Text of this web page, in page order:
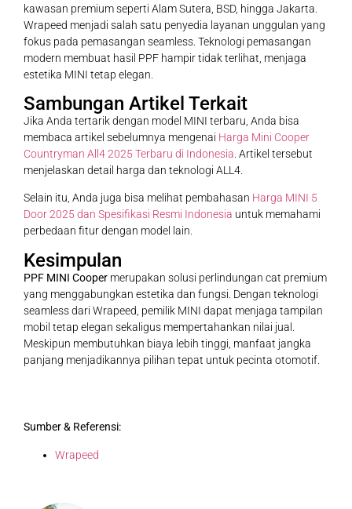
kawasan premium seperti Alam Sutera, BSD, hingga Jakarta.
Wrapeed menjadi salah satu penyedia layanan unggulan yang
fokus pada pemasangan seamless. Teknologi pemasangan
modern membuat hasil PPF hampir tidak terlihat, menjaga
estetika MINI tetap elegan.
Sambungan Artikel Terkait
Jika Anda tertarik dengan model MINI terbaru, Anda bisa
membaca artikel sebelumnya mengenai Harga Mini Cooper
Countryman All4 2025 Terbaru di Indonesia . Artikel tersebut
menjelaskan detail harga dan teknologi ALL4.
Selain itu, Anda juga bisa melihat pembahasan Harga MINI 5
Door 2025 dan Spesifikasi Resmi Indonesia untuk memahami
perbedaan fitur dengan model lain.
Kesimpulan
PPF MINI Cooper merupakan solusi perlindungan cat premium
yang menggabungkan estetika dan fungsi. Dengan teknologi
seamless dari Wrapeed, pemilik MINI dapat menjaga tampilan
mobil tetap elegan sekaligus mempertahankan nilai jual.
Meskipun membutuhkan biaya lebih tinggi, manfaat jangka
panjang menjadikannya pilihan tepat untuk pecinta otomotif.
Sumber & Referensi:
Wrapeed